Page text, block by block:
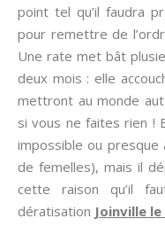
point tel qu’il faudra
pour remettre de
Une rate met bât
deux mois : elle
mettront au monde
si vous ne faites rien !
impossible ou
de femelles), mais il
cette raison qu’il
dératisation Joinville